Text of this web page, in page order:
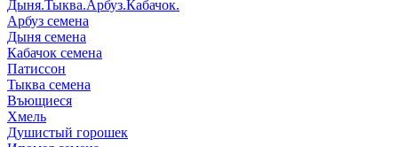
Дыня.Тыква.Арбуз.Кабачок.
Арбуз семена
Дыня семена
Кабачок семена
Патиссон
Тыква семена
Въющиеся
Хмель
Душистый горошек